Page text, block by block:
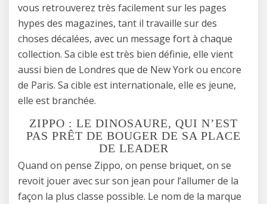
vous retrouverez très facilement sur les pages
hypes des magazines, tant il travaille sur des
choses décalées, avec un message fort à chaque
collection. Sa cible est très bien définie, elle vient
aussi bien de Londres que de New York ou encore
de Paris. Sa cible est internationale, elle es jeune,
elle est branchée.
ZIPPO : LE DINOSAURE, QUI N’EST
PAS PRÊT DE BOUGER DE SA PLACE
DE LEADER
Quand on pense Zippo, on pense briquet, on se
revoit jouer avec sur son jean pour l’allumer de la
façon la plus classe possible. Le nom de la marque